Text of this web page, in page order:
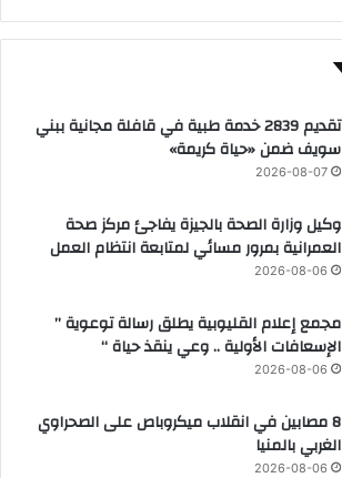
تقديم 2839 خدمة طبية في قافلة مجانية ببني
سويف ضمن «حياة كريمة»
2026-08-07
وكيل وزارة الصحة بالجيزة يفاجئ مركز صحة
العمرانية بمرور مسائي لمتابعة انتظام العمل
2026-08-06
مجمع إعلام القليوبية يطلق رسالة توعوية ”
الإسعافات الأولية .. وعي ينقذ حياة “
2026-08-06
8 مصابين في انقلاب ميكروباص على الصحراوي
الغربي بالمنيا
2026-08-06